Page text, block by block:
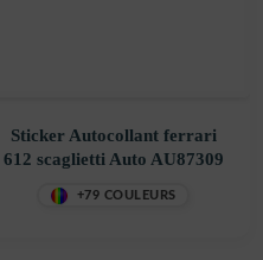
Sticker Autocollant ferrari
612 scaglietti Auto AU87309
+79 COULEURS